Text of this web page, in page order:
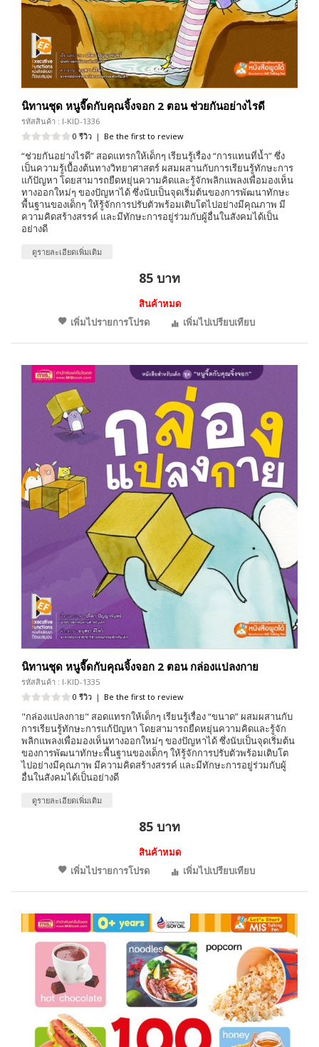
นิทานชุด หนูจี๊ดกับคุณจิ้งจอก 2 ตอน ช่วยกันอย่างไรดี
รหัสสินค้า : I-KID-1336
0 รีวิว | Be the first to review
“ช่วยกันอย่างไรดี” สอดแทรกให้เด็กๆ เรียนรู้เรื่อง “การแทนที่น้ำ” ซึ่ง
เป็นความรู้เบื้องต้นทางวิทยาศาสตร์ ผสมผสานกับการเรียนรู้ทักษะการ
แก้ปัญหา โดยสามารถยืดหยุ่นความคิดและรู้จักพลิกแพลงเพื่อมองเห็น
ทางออกใหม่ๆ ของปัญหาได้ ซึ่งนับเป็นจุดเริ่มต้นของการพัฒนาทักษะ
พื้นฐานของเด็กๆ ให้รู้จักการปรับตัวพร้อมเติบโตไปอย่างมีคุณภาพ มี
ความคิดสร้างสรรค์ และมีทักษะการอยู่ร่วมกับผู้อื่นในสังคมได้เป็น
อย่างดี
ดูรายละเอียดเพิ่มเติม
85 บาท
สินค้าหมด
เพิ่มไปรายการโปรด
เพิ่มไปเปรียบเทียบ
นิทานชุด หนูจี๊ดกับคุณจิ้งจอก 2 ตอน กล่องแปลงกาย
รหัสสินค้า : I-KID-1335
0 รีวิว | Be the first to review
"กล่องแปลงกาย" สอดแทรกให้เด็กๆ เรียนรู้เรื่อง “ขนาด” ผสมผสานกับ
การเรียนรู้ทักษะการแก้ปัญหา โดยสามารถยืดหยุ่นความคิดและรู้จัก
พลิกแพลงเพื่อมองเห็นทางออกใหม่ๆ ของปัญหาได้ ซึ่งนับเป็นจุดเริ่มต้น
ของการพัฒนาทักษะพื้นฐานของเด็กๆ ให้รู้จักการปรับตัวพร้อมเติบโต
ไปอย่างมีคุณภาพ มีความคิดสร้างสรรค์ และมีทักษะการอยู่ร่วมกับผู้
อื่นในสังคมได้เป็นอย่างดี
ดูรายละเอียดเพิ่มเติม
85 บาท
สินค้าหมด
เพิ่มไปรายการโปรด
เพิ่มไปเปรียบเทียบ